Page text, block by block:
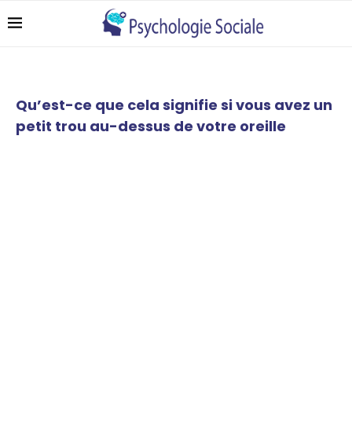
Qu’est-ce que cela signifie si vous avez un
petit trou au-dessus de votre oreille